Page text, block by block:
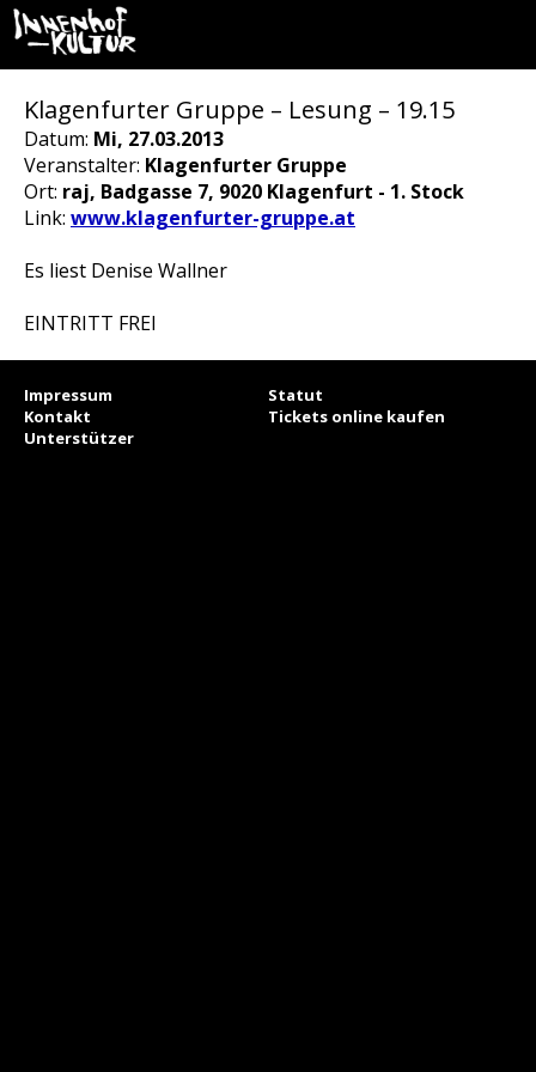
Klagenfurter Gruppe – Lesung – 19.15
Datum: Mi, 27.03.2013
Veranstalter: Klagenfurter Gruppe
Ort: raj, Badgasse 7, 9020 Klagenfurt - 1. Stock
Link: www.klagenfurter-gruppe.at
Es liest Denise Wallner
EINTRITT FREI
Impressum
Statut
Kontakt
Tickets online kaufen
Unterstützer